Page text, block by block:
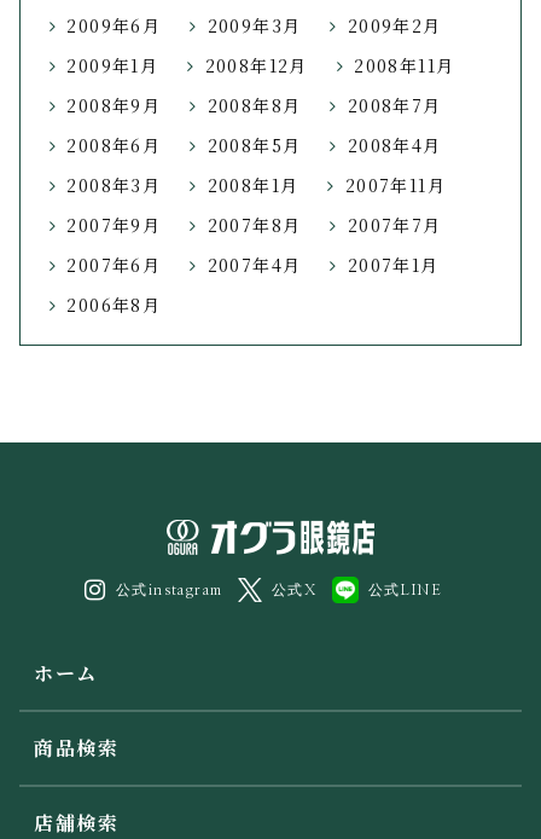
2009年6月
2009年3月
2009年2月
2009年1月
2008年12月
2008年11月
2008年9月
2008年8月
2008年7月
2008年6月
2008年5月
2008年4月
2008年3月
2008年1月
2007年11月
2007年9月
2007年8月
2007年7月
2007年6月
2007年4月
2007年1月
2006年8月
公式instagram 公式X 公式LINE
ホーム
商品検索
店舗検索